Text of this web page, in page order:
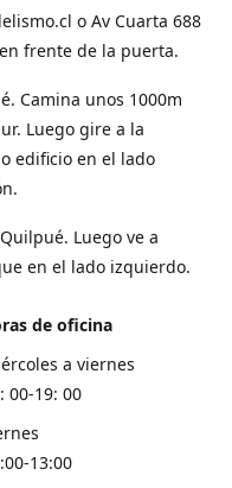
o Av Cuarta 688
frente de la puerta.
Camina unos 1000m
Luego gire a la
edificio en el lado
Luego ve a
en el lado izquierdo.
de oficina
a viernes
00-19: 00
13:00